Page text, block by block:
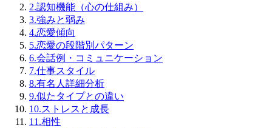
2.認知機能（心の仕組み）
3.強みと弱み
4.恋愛傾向
5.恋愛の段階別パターン
6.会話例・コミュニケーション
7.仕事スタイル
8.有名人詳細分析
9.似たタイプとの違い
10.ストレスと成長
11 .相性